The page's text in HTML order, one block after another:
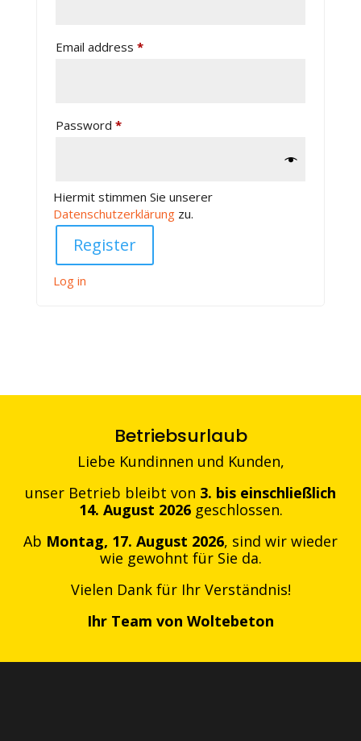
Email address *
Password *
Hiermit stimmen Sie unserer
Datenschutzerklärungzu.
Log in
Betriebsurlaub
Liebe Kundinnen und Kunden,
unser Betrieb bleibt von 3. bis einschließlich
14. August 2026geschlossen.
Ab Montag, 17. August 2026, sind wir wieder
wie gewohnt für Sie da.
Vielen Dank für Ihr Verständnis!
Ihr Team von Woltebeton